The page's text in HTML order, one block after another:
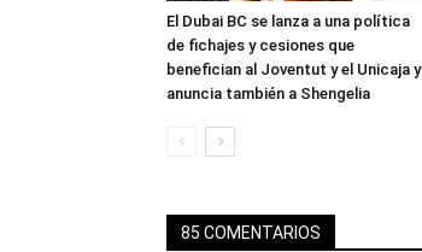
El Dubai BC se lanza a una política
de fichajes y cesiones que
benefician al Joventut y el Unicaja y
anuncia también a Shengelia
85 COMENTARIOS